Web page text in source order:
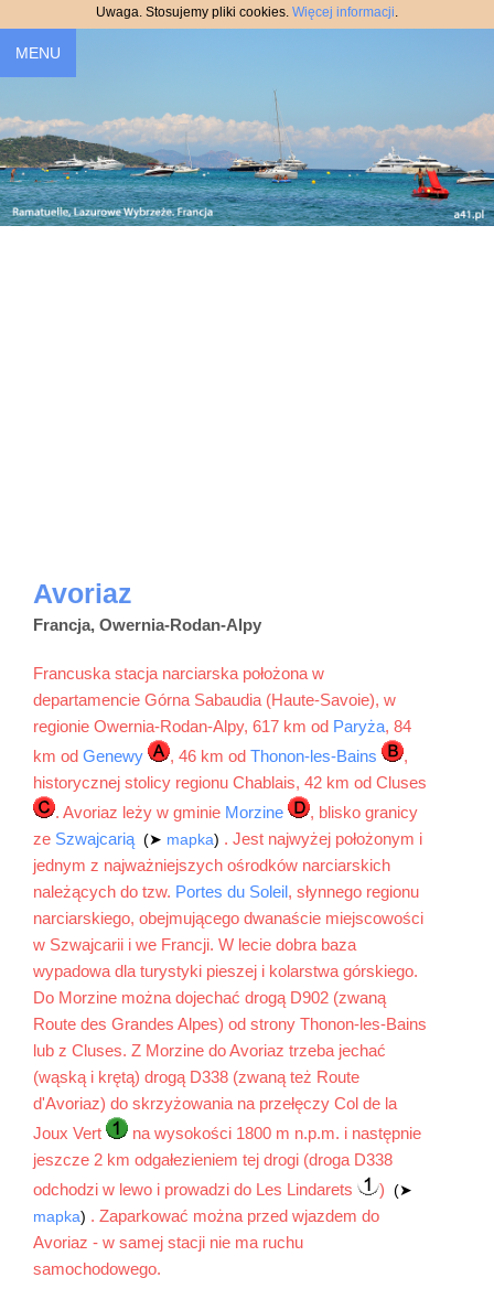
Uwaga. Stosujemy pliki cookies. Więcej informacji.
MENU
Avoriaz
Francja, Owernia-Rodan-Alpy
Francuska stacja narciarska położona w
departamencie Górna Sabaudia (Haute-Savoie), w
regionie Owernia-Rodan-Alpy, 617 km od Paryża, 84
km od Genewy , 46 km od Thonon-les-Bains
,
historycznej stolicy regionu Chablais, 42 km od Cluses
. Avoriaz leży w gminie Morzine
, blisko granicy
ze Szwajcarią (➤ mapka) . Jest najwyżej położonym i
jednym z najważniejszych ośrodków narciarskich
należących do tzw. Portes du Soleil, słynnego regionu
narciarskiego, obejmującego dwanaście miejscowości
w Szwajcarii i we Francji. W lecie dobra baza
wypadowa dla turystyki pieszej i kolarstwa górskiego.
Do Morzine można dojechać drogą D902 (zwaną
Route des Grandes Alpes) od strony Thonon-les-Bains
lub z Cluses. Z Morzine do Avoriaz trzeba jechać
(wąską i krętą) drogą D338 (zwaną też Route
d'Avoriaz) do skrzyżowania na przełęczy Col de la
Joux Vert
na wysokości 1800 m n.p.m. i następnie
jeszcze 2 km odgałezieniem tej drogi (droga D338
odchodzi w lewo i prowadzi do Les Lindarets
) (➤
mapka) . Zaparkować można przed wjazdem do
Avoriaz - w samej stacji nie ma ruchu
samochodowego.